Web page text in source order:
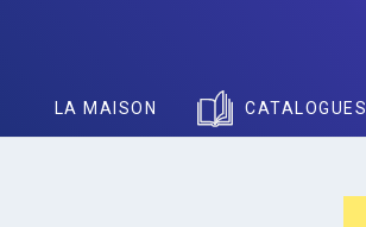
LA MAISON CATALOGUES